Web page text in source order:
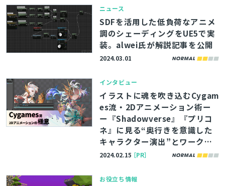
ニュース
SDFを活用した低負荷なアニメ
調のシェーディングをUE5で実
装。alwei氏が解説記事を公開
2024.03.01
インタビュー
イラストに魂を吹き込むCygam
es流・2Dアニメーション術ー
ー『Shadowverse』『プリコ
ネ』に見る“奥行きを意識した
キャラクター演出”とワークフ
ローを徹底解説
2024.02.15［PR］
お役立ち情報
とじる